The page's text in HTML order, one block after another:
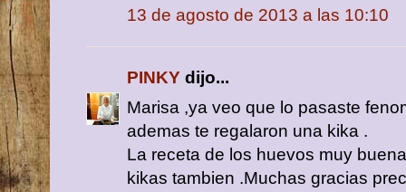
13 de agosto de 2013 a las 10:10
PINKY dijo...
Marisa ,ya veo que lo pasaste
ademas te regalaron una kika .
La receta de los huevos muy
kikas tambien .Muchas gracias